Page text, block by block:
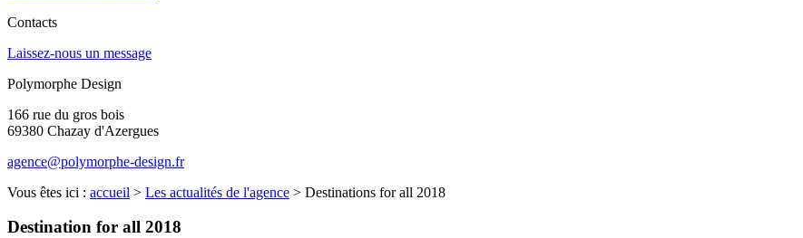
Contacts
Laissez-nous un message
Polymorphe Design
166 rue du gros bois
69380 Chazay d'Azergues
agence@polymorphe-design.fr
Vous êtes ici : accueil > Les actualités de l'agence > Destinations for all 2018
Destination for all 2018